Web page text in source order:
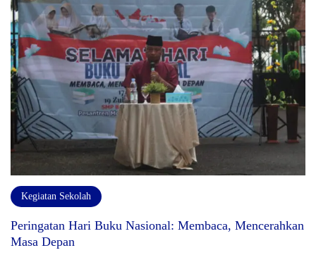
Kegiatan Sekolah
Peringatan Hari Buku Nasional: Membaca, Mencerahkan
Masa Depan